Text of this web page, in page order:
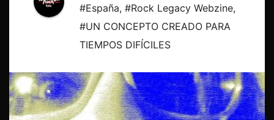
#España, #Rock Legacy Webzine,
#UN CONCEPTO CREADO PARA
TIEMPOS DIFÍCILES